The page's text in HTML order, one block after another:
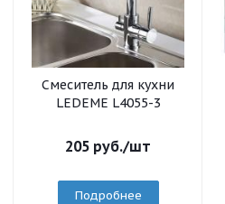
Смеситель для кухни
LEDEME L4055-3
205 руб./шт
Подробнее